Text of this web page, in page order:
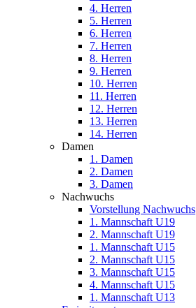
4. Herren
5. Herren
6. Herren
7. Herren
8. Herren
9. Herren
10. Herren
11. Herren
12. Herren
13. Herren
14. Herren
Damen
1. Damen
2. Damen
3. Damen
Nachwuchs
Vorstellung Nachwuchs
1. Mannschaft U19
2. Mannschaft U19
1. Mannschaft U15
2. Mannschaft U15
3. Mannschaft U15
4. Mannschaft U15
1. Mannschaft U13